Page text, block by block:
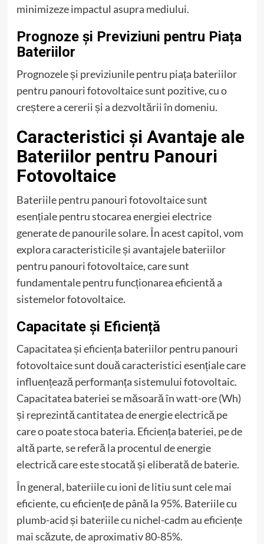
minimizeze impactul asupra mediului.
Prognoze și Previziuni pentru Piața
Bateriilor
Prognozele și previziunile pentru piața bateriilor
pentru panouri fotovoltaice sunt pozitive, cu o
creștere a cererii și a dezvoltării în domeniu.
Caracteristici și Avantaje ale
Bateriilor pentru Panouri
Fotovoltaice
Bateriile pentru panouri fotovoltaice sunt
esențiale pentru stocarea energiei electrice
generate de panourile solare. În acest capitol, vom
explora caracteristicile și avantajele bateriilor
pentru panouri fotovoltaice, care sunt
fundamentale pentru funcționarea eficientă a
sistemelor fotovoltaice.
Capacitate și Eficiență
Capacitatea și eficiența bateriilor pentru panouri
fotovoltaice sunt două caracteristici esențiale care
influențează performanța sistemului fotovoltaic.
Capacitatea bateriei se măsoară în watt-ore (Wh)
și reprezintă cantitatea de energie electrică pe
care o poate stoca bateria. Eficiența bateriei, pe de
altă parte, se referă la procentul de energie
electrică care este stocată și eliberată de baterie.
În general, bateriile cu ioni de litiu sunt cele mai
eficiente, cu eficiențe de până la 95%. Bateriile cu
plumb-acid și bateriile cu nichel-cadm au eficiențe
mai scăzute, de aproximativ 80-85%.